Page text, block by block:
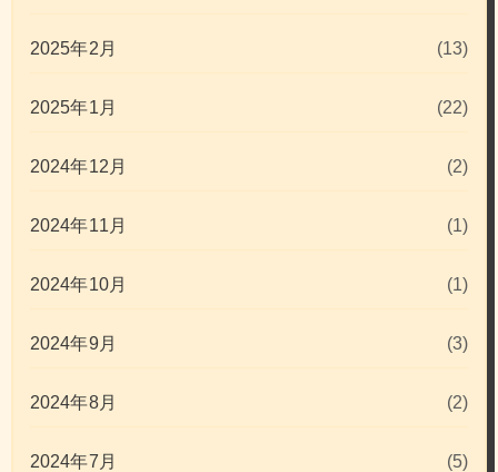
2025年2月 (13)
2025年1月 (22)
2024年12月 (2)
2024年11月 (1)
2024年10月 (1)
2024年9月 (3)
2024年8月 (2)
2024年7月 (5)